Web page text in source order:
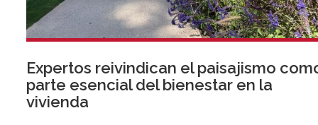
Expertos reivindican el paisajismo
parte esencial del bienestar en la
vivienda